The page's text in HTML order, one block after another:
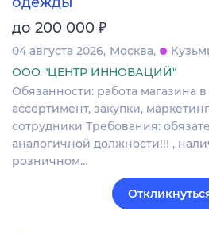
до 200 000 ₽
04 августа 2026 Москва
ООО "ЦЕНТР ИННОВАЦИЙ"
Обязанности: работа магазина
ассортимент, закупки,
сотрудники Требования:
аналогичной должности!!! ,
розничном…